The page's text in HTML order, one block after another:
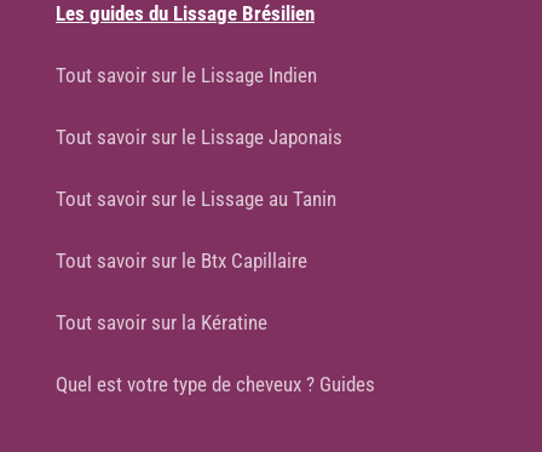
Les guides du Lissage Brésilien
Tout savoir sur le Lissage Indien
Tout savoir sur le Lissage Japonais
Tout savoir sur le Lissage au Tanin
Tout savoir sur le Btx Capillaire
Tout savoir sur la Kératine
Quel est votre type de cheveux ? Guides